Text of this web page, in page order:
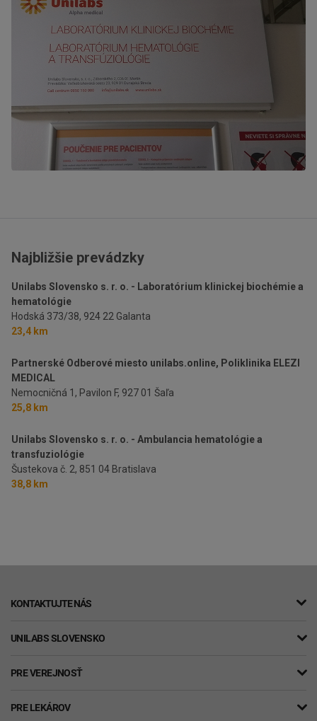
Najbližšie prevádzky
Unilabs Slovensko s. r. o. - Laboratórium klinickej biochémie a
hematológie
Hodská 373/38, 924 22 Galanta
23,4 km
Partnerské Odberové miesto unilabs.online, Poliklinika ELEZI
MEDICAL
Nemocničná 1, Pavilon F, 927 01 Šaľa
25,8 km
Unilabs Slovensko s. r. o. - Ambulancia hematológie a
transfuziológie
Šustekova č. 2, 851 04 Bratislava
38,8 km
KONTAKTUJTE NÁS
UNILABS SLOVENSKO
PRE VEREJNOSŤ
PRE LEKÁROV